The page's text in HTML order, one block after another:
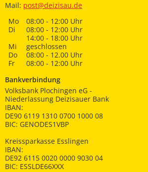
Mail: post@deizisau.de
Mo
08:00 - 12:00 Uhr
Di
08:00 - 12:00 Uhr
14:00 - 18:00 Uhr
Mi
geschlossen
Do
08:00 - 12.00 Uhr
Fr
08:00 - 12:00 Uhr
Bankverbindung
Volksbank Plochingen eG -
Niederlassung Deizisauer Bank
IBAN:
DE90 6119 1310 0700 1000 08
BIC: GENODES1VBP
Kreissparkasse Esslingen
IBAN:
DE92 6115 0020 0000 9030 04
BIC: ESSLDE66XXX